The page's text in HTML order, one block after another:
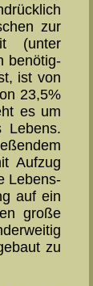
zur
(unter
be­nö­tig­
ist von
23,5%
es um
Lebens.
Aufzug
Le­bens­
auf ein
große
zu